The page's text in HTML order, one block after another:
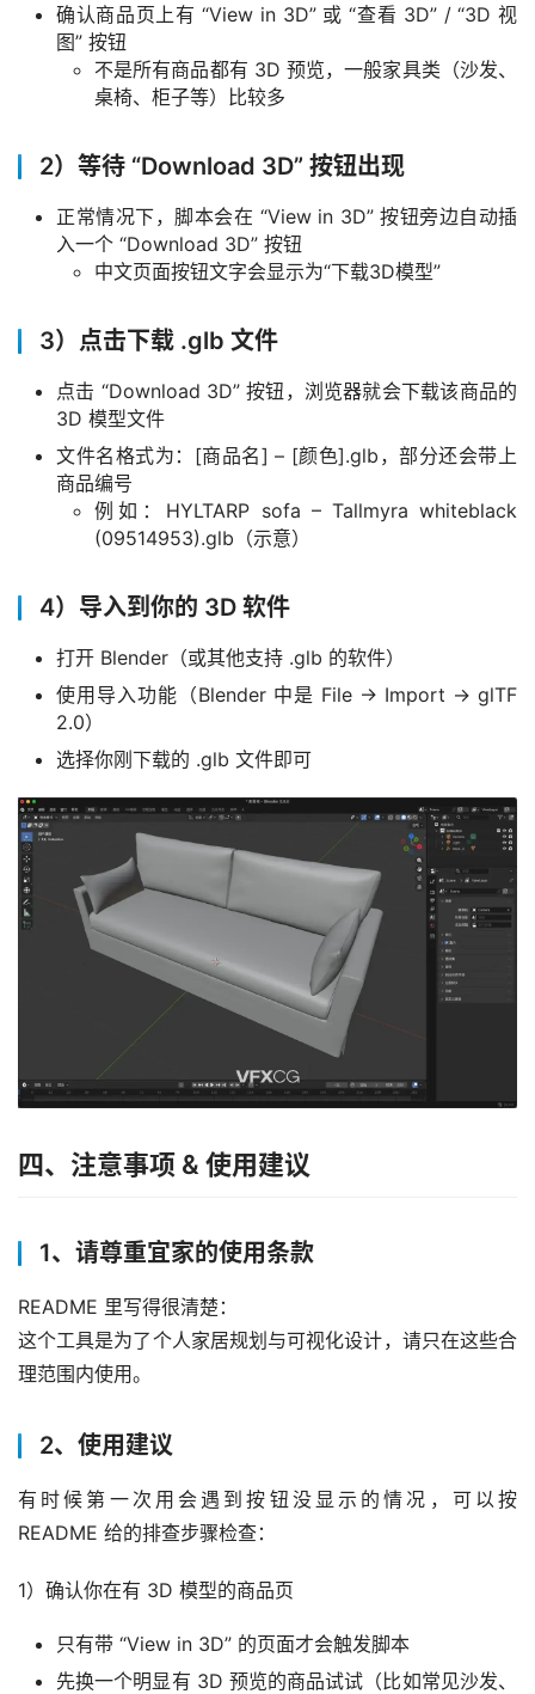
资
习
确认商品页上有 “View in 3D” 或 “查看 3D” / “3D 视
图” 按钮
不是所有商品都有 3D 预览，一般家具类（沙发、
桌椅、柜子等）比较多
2）等待 “Download 3D” 按钮出现
正常情况下，脚本会在 “View in 3D” 按钮旁边自动插
入一个 “Download 3D” 按钮
中文页面按钮文字会显示为“下载3D模型”
3）点击下载 .glb 文件
点击 “Download 3D” 按钮，浏览器就会下载该商品的
3D 模型文件
文件名格式为：[商品名] – [颜色].glb，部分还会带上
商品编号
例如：HYLTARP sofa – Tallmyra whiteblack
(09514953).glb（示意）
4）导入到你的 3D 软件
打开 Blender（或其他支持 .glb 的软件）
使用导入功能（Blender 中是 File → Import → glTF
2.0）
选择你刚下载的 .glb 文件即可
四、注意事项 & 使用建议
1、请尊重宜家的使用条款
README 里写得很清楚：
这个工具是为了个人家居规划与可视化设计，请只在这些合
理范围内使用。
2、使用建议
有时候第一次用会遇到按钮没显示的情况，可以按
README 给的排查步骤检查：
1）确认你在有 3D 模型的商品页
只有带 “View in 3D” 的页面才会触发脚本
先换一个明显有 3D 预览的商品试试（比如常见沙发、